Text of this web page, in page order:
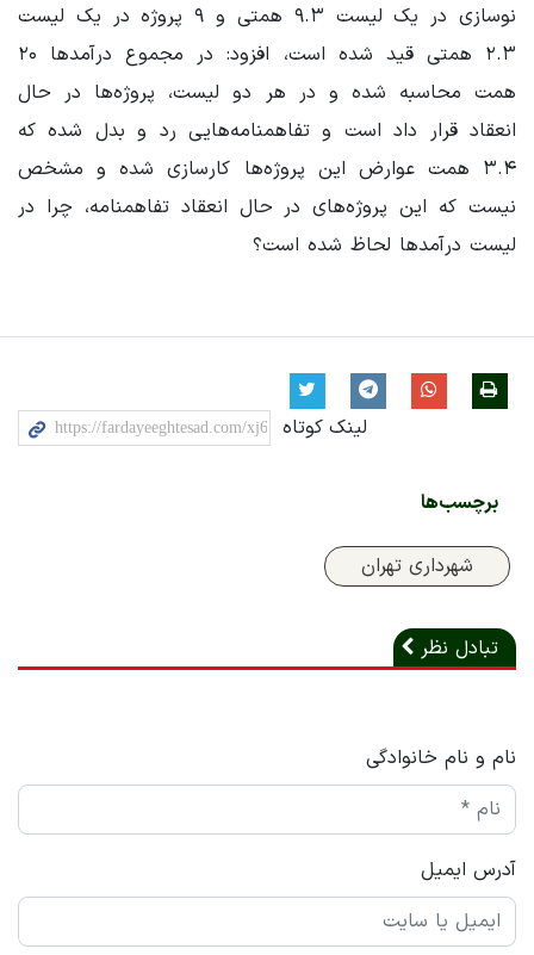
نوسازی در یک لیست ۹.۳ همتی و ۹ پروژه در یک لیست
۲.۳ همتی قید شده است، افزود: در مجموع درآمدها ۲۰
همت محاسبه شده و در هر دو لیست، پروژه‌ها در حال
انعقاد قرار داد است و تفاهمنامه‌هایی رد و بدل شده که
۳.۴ همت عوارض این پروژه‌ها کارسازی شده و مشخص
نیست که این پروژه‌های در حال انعقاد تفاهمنامه، چرا در
لیست درآمدها لحاظ شده است؟
لینک کوتاه
برچسب‌ها
شهرداری تهران
تبادل نظر
نام و نام خانوادگی
آدرس ایمیل